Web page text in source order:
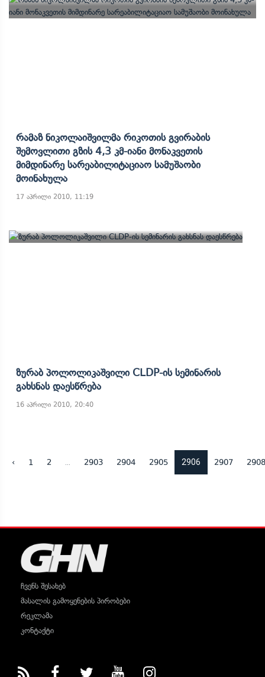
Რამაზ Ნიკოლაიშვილმა Რიკოთის Გვირაბის
Შემოვლითი Გზის 4,3 Კმ-Იანი Მონაკვეთის
Მიმდინარე Სარეაბილიტაციაო Სამუშაობი
Მოინახულა
17 აპრილი 2010, 11:19
Ზურაბ Პოლოლიკაშვილი CLDP-Ის Სემინარის
Გახსნას Დაესწრება
16 აპრილი 2010, 20:40
‹ 1 2 2903 2904 2905 2906 2907 2908
ჩვენს შესახებ
მასალის გამოყენების პირობები
რეკლამა
კონტაქტი